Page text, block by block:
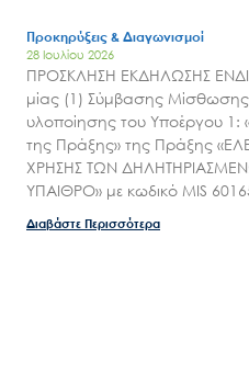
Προκηρύξεις & Διαγωνισμοί
28 Ιουλίου 2026
ΠΡΟΣΚΛΗΣΗ ΕΚΔΗΛΩΣΗΣ
μίας (1) Σύμβασης
υλοποίησης του Υποέργου 1:
της Πράξης» της Πράξης
ΧΡΗΣΗΣ ΤΩΝ
ΥΠΑΙΘΡΟ» με κωδικό MIS
Διαβάστε Περισσότερα